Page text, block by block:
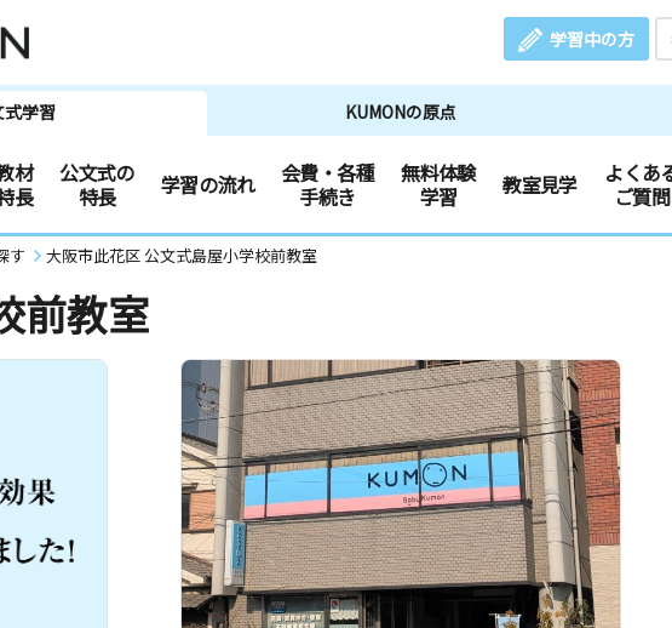
学習中の方
式学習 KUMONの原点
材
長
公文式の
特長
学習の流れ
会費・各種
手続き
無料体験
学習
教室見学
よくあ
ご質問
す 大阪市此花区 公文式島屋小学校前教室
前教室